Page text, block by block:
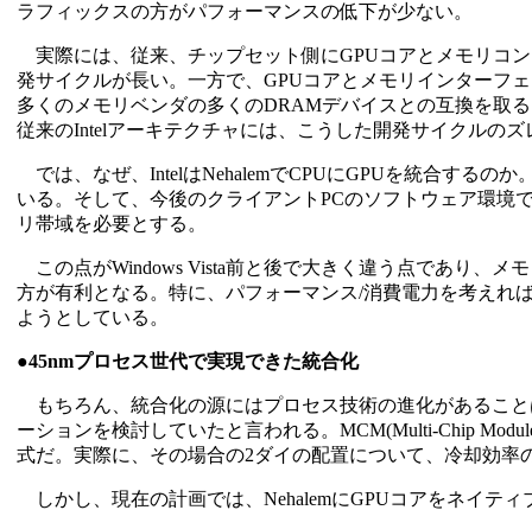
ラフィックスの方がパフォーマンスの低下が少ない。
実際には、従来、チップセット側にGPUコアとメモリコ
発サイクルが長い。一方で、GPUコアとメモリインターフ
多くのメモリベンダの多くのDRAMデバイスとの互換を取
従来のIntelアーキテクチャには、こうした開発サイクルの
では、なぜ、IntelはNehalemでCPUにGPUを統合するの
いる。そして、今後のクライアントPCのソフトウェア環
リ帯域を必要とする。
この点がWindows Vista前と後で大きく違う点であり、メ
方が有利となる。特に、パフォーマンス/消費電力を考えれ
ようとしている。
●45nmプロセス世代で実現できた統合化
もちろん、統合化の源にはプロセス技術の進化があるこ
ーションを検討していたと言われる。MCM(Multi-Chip
式だ。実際に、その場合の2ダイの配置について、冷却効
しかし、現在の計画では、NehalemにGPUコアをネイテ